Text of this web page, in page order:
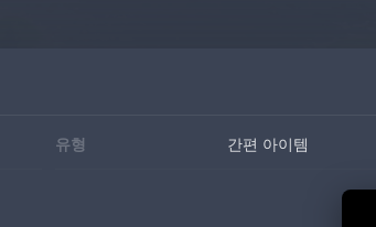
유형 간편 아이템